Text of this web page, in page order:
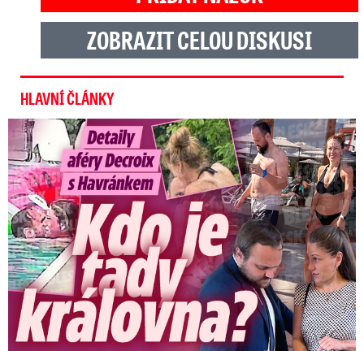
ZOBRAZIT CELOU DISKUSI
HLAVNÍ ČLÁNKY
Detaily aféry Decroix s Havránkem: Kdo je tady královna?